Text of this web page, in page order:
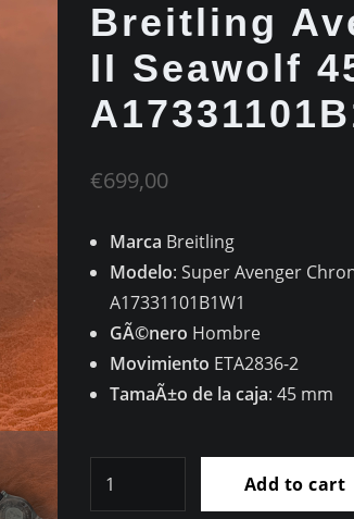
Breitling
II Seawolf
€699,00
Marca Breitling
Modelo: Super Avenger
A17331101B1W1
GÃ©nero Hombre
Movimiento ETA2836-2
TamaÃ±o de la caja: 45 mm
Add to cart